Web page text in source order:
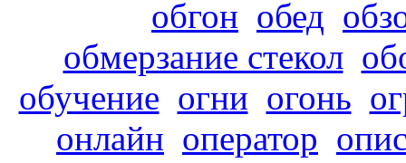
обгон обед
обмерзание стекол
обучение огни огонь
онлайн оператор